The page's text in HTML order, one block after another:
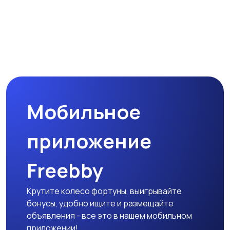
Мобильное
приложение
Freebby
Крутите колесо фортуны, выигрывайте
бонусы, удобно ищите и размещайте
объявления - все это в нашем мобильном